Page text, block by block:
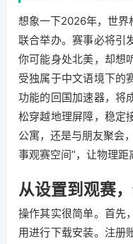
想象一下2026年，世界
联合举办。赛事必将引
你可能身处北美，却想
受独属于中文语境下的
功能的回国加速器，将
松穿越地理屏障，稳定
公寓，还是与朋友聚会
事观赛空间”，让物理距
从设置到观赛
操作其实很简单。首先
用进行下载安装。注册